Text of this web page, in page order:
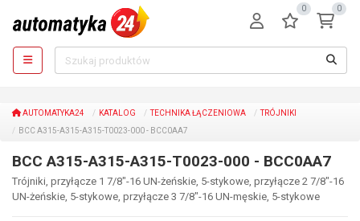
0 0
AUTOMATYKA24 KATALOG TECHNIKA ŁĄCZENIOWA
TRÓJNIKI
BCC A315-A315-A315-T0023-000 - BCC0AA7
BCC A315-A315-A315-T0023-000 - BCC0AA7
Trójniki, przyłącze 1 7/8"-16 UN-żeńskie, 5-stykowe, przyłącze 2 7/8"-16
UN-żeńskie, 5-stykowe, przyłącze 3 7/8"-16 UN-męskie, 5-stykowe